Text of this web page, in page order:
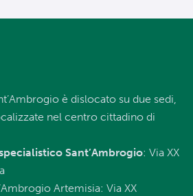
è dislocato su due sedi,
nel centro cittadino di
Sant’Ambrogio: Via XX
Artemisia: Via XX